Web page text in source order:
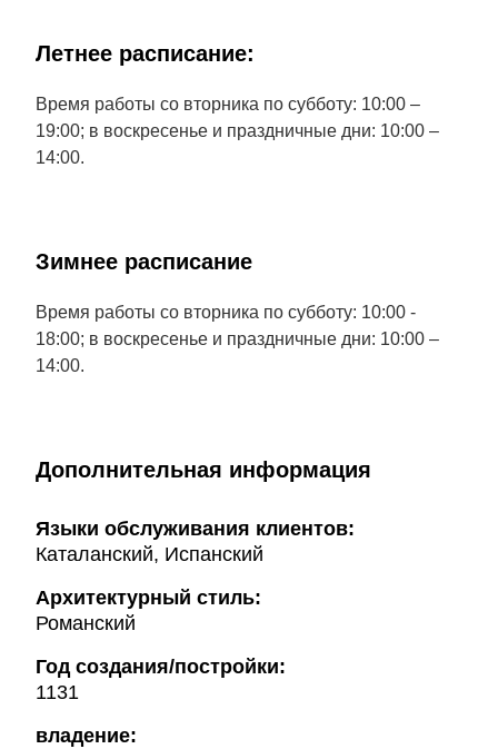
Летнее расписание:
Время работы со вторника по субботу: 10:00 –
19:00; в воскресенье и праздничные дни: 10:00 –
14:00.
Зимнее расписание
Время работы со вторника по субботу: 10:00 -
18:00; в воскресенье и праздничные дни: 10:00 –
14:00.
Дополнительная информация
Языки обслуживания клиентов:
Каталанский, Испанский
Архитектурный стиль:
Романский
Год создания/постройки:
1131
владение: